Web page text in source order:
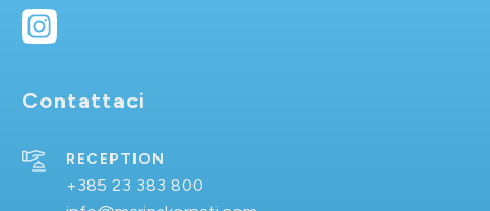
Contattaci
RECEPTION
+385 23 383 800